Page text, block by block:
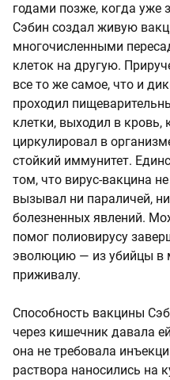
годами позже, когда уже
Сэбин создал живую
многочисленными
клеток на другую.
все то же самое, что и
проходил
клетки, выходил в кровь,
циркулировал в
стойкий иммунитет.
том, что вирус-вакцина
вызывал ни параличей,
болезненных явлений.
помог полиовирусу
эволюцию — из убийцы в
приживалу.
Способность вакцины
через кишечник давала
она не требовала
раствора наносились на